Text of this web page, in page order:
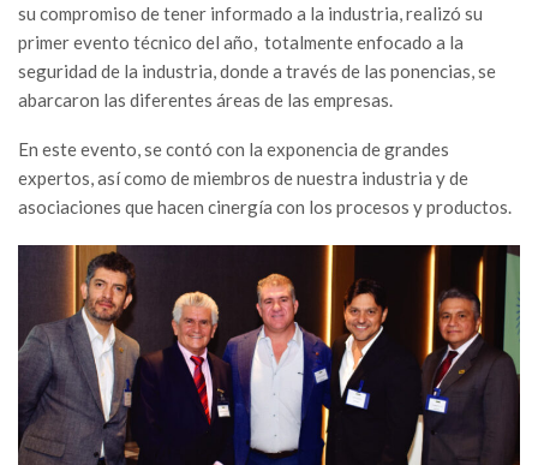
su compromiso de tener informado a la industria, realizó su
primer evento técnico del año, totalmente enfocado a la
seguridad de la industria, donde a través de las ponencias, se
abarcaron las diferentes áreas de las empresas.
En este evento, se contó con la exponencia de grandes
expertos, así como de miembros de nuestra industria y de
asociaciones que hacen cinergía con los procesos y productos.